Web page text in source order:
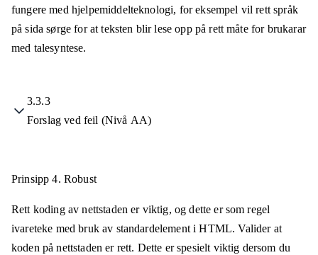
fungere med hjelpemiddelteknologi, for eksempel vil rett språk
på sida sørge for at teksten blir lese opp på rett måte for brukarar
med talesyntese.
3.3.3
Forslag ved feil (Nivå AA)
Prinsipp 4. Robust
Rett koding av nettstaden er viktig, og dette er som regel
ivareteke med bruk av standardelement i HTML. Valider at
koden på nettstaden er rett. Dette er spesielt viktig dersom du